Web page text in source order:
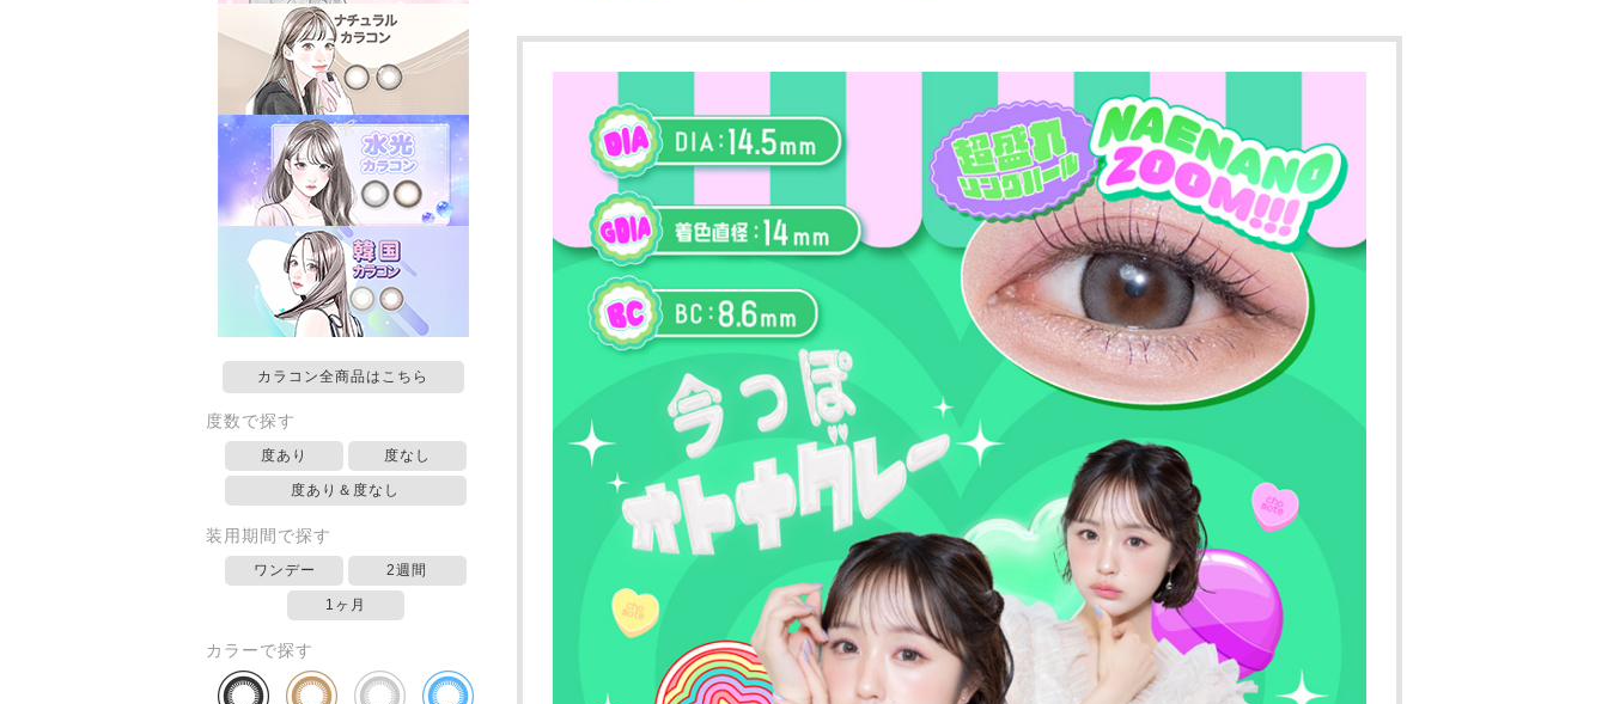
カラコン全商品はこちら
度数で探す
度あり 度なし
度あり＆度なし
装用期間で探す
ワンデー 2週間
1ヶ月
カラーで探す